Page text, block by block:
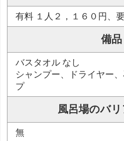
有料 １人２，１６０円、
備品
バスタオル なし
シャンプー、ドライヤー
プ
風呂場のバ
無